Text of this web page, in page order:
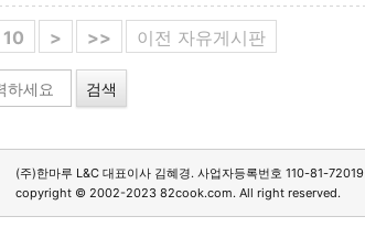
10 > >> 이전 자유게시판
(주)한마루 L&C 대표이사 김혜경. 사업자등록번호 110-81-72019
copyright © 2002-2023 82cook.com. All right reserved.